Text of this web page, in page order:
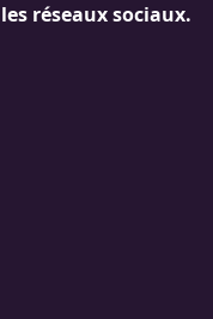
réseaux sociaux.